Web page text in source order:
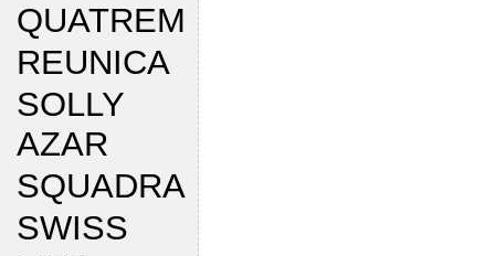
QUATREM
REUNICA
SOLLY
AZAR
SQUADRA
SWISS